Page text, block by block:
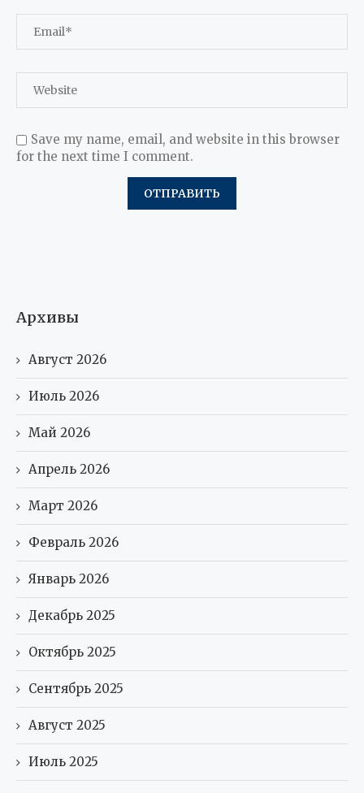
Save my name, email, and website in this browser
for the next time I comment.
Архивы
Август 2026
Июль 2026
Май 2026
Апрель 2026
Март 2026
Февраль 2026
Январь 2026
Декабрь 2025
Октябрь 2025
Сентябрь 2025
Август 2025
Июль 2025